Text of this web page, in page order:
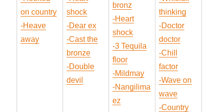
on country
-Heave
away
shock
-Dear ex
-Cast the
bronze
-Double
devil
bronz
-Heart
shock
-3 Tequila
floor
-Mildmay
-Nangilima
ez
thinking
-Doctor
doctor
-Chill
factor
-Wave on
wave
-Country